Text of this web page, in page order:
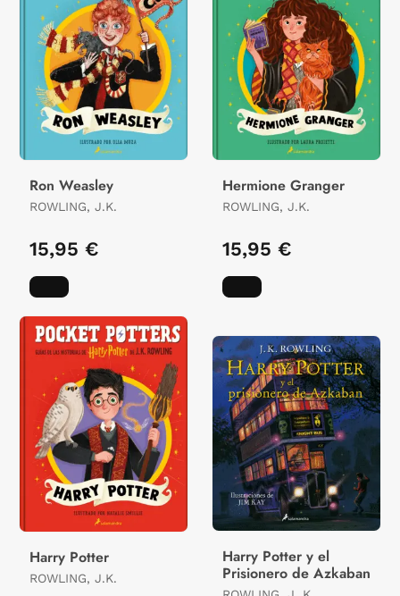
Ron Weasley
ROWLING, J.K.
15,95 €
Hermione Granger
ROWLING, J.K.
15,95 €
Harry Potter
ROWLING, J.K.
Harry Potter y el
Prisionero de Azkaban